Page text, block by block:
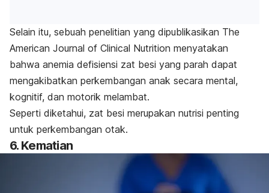
Selain itu, sebuah penelitian yang dipublikasikan The
American Journal of Clinical Nutrition menyatakan
bahwa anemia defisiensi zat besi yang parah dapat
mengakibatkan perkembangan anak secara mental,
kognitif, dan motorik melambat.
Seperti diketahui, zat besi merupakan nutrisi penting
untuk perkembangan otak.
6. Kematian